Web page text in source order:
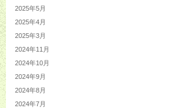
2025年5月
2025年4月
2025年3月
2024年11月
2024年10月
2024年9月
2024年8月
2024年7月